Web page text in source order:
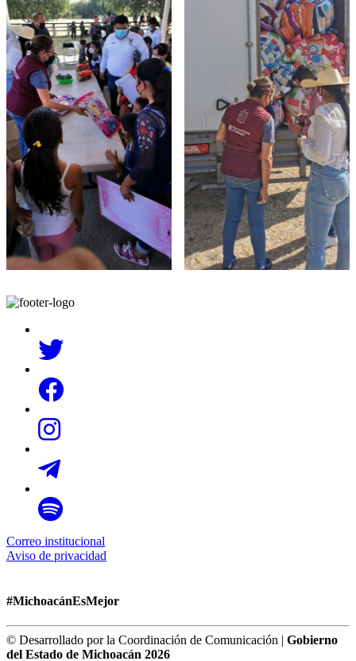
Correo institucional
Aviso de privacidad
#MichoacánEsMejor
© Desarrollado por la Coordinación de Comunicación | Gobierno
del Estado de Michoacán 2026